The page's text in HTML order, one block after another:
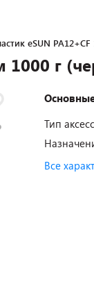
eSUN
1000 г
Тип
Все